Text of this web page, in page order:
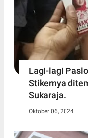
Lagi-lagi
Stikernya
Sukaraja.
Oktober 06, 2024